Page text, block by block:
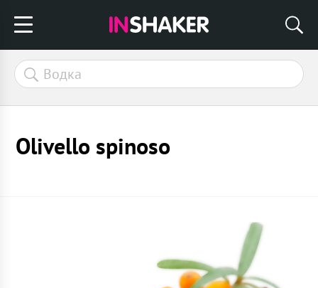
Olivello spinoso